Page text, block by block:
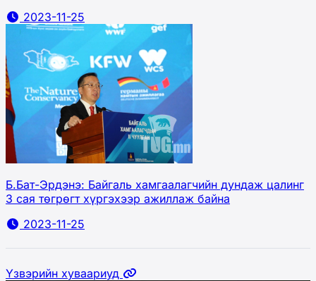
2023-11-25
Б.Бат-Эрдэнэ: Байгаль хамгаалагчийн дундаж цалинг
3 сая төгрөгт хүргэхээр ажиллаж байна
2023-11-25
Үзвэрийн хуваариуд